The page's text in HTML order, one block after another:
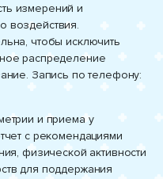
измерений и
воздействия.
чтобы исключить
распределение
Запись по телефону:
и приема у
с рекомендациями
физической активности
для поддержания